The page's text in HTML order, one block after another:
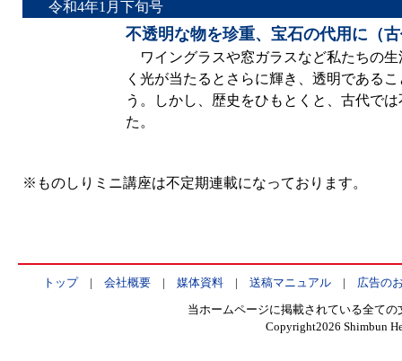
令和4年1月下旬号
不透明な物を珍重、宝石の代用に（
ワイングラスや窓ガラスなど私たちの
く光が当たるとさらに輝き、透明である
う。しかし、歴史をひもとくと、古代で
た。
※ものしりミニ講座は不定期連載になっております。
トップ| 会社概要| 媒体資料| 送稿マニュアル| 広告の
当ホームページに掲載されている全て
Copyright2026 Shimbun